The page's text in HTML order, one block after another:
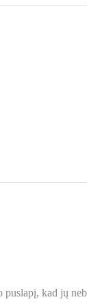
puslapį, kad jų